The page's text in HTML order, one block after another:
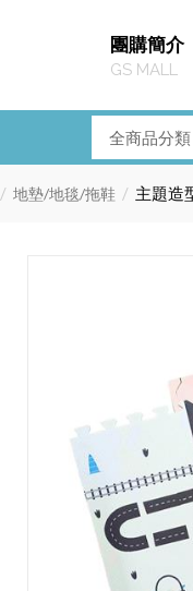
團購簡介
GS MALL
地墊/地毯/拖鞋 主題造